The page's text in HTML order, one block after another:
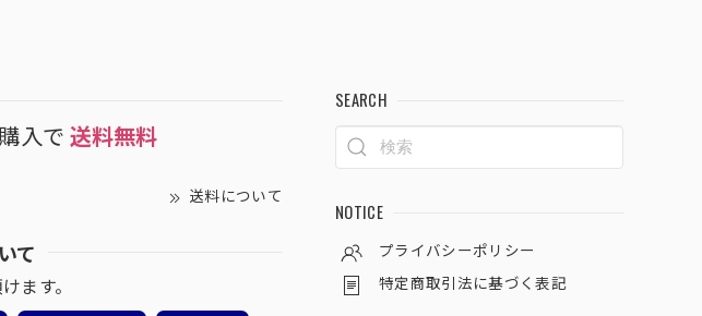
入で 送料無料
送料について
て
ます。
SEARCH
NOTICE
プライバシーポリシー
特定商取引法に基づく表記